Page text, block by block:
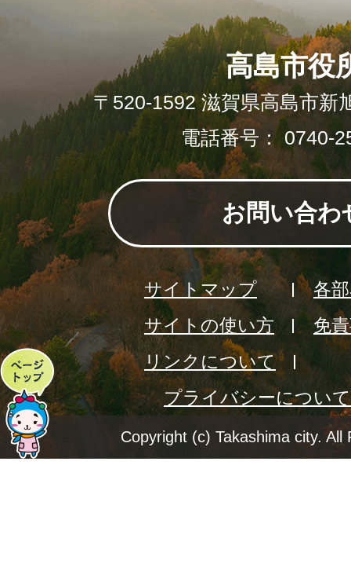
ペ
ー
ジ
高島市役
〒520-1592 滋賀県高島市新
電話番号： 0740-
お問い合わ
サイトマップ
各
サイトの使い方
免
リンクについて
プライバシーについて
Copyright (c) Takashima city. All